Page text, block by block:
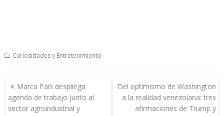
Curiosidades y Entretenimiento
Navegación
de
entradas
Marca País despliega
agenda de trabajo junto al
sector agroindustrial y
Del optimismo de Washington
a la realidad venezolana: tres
afirmaciones de Trump y